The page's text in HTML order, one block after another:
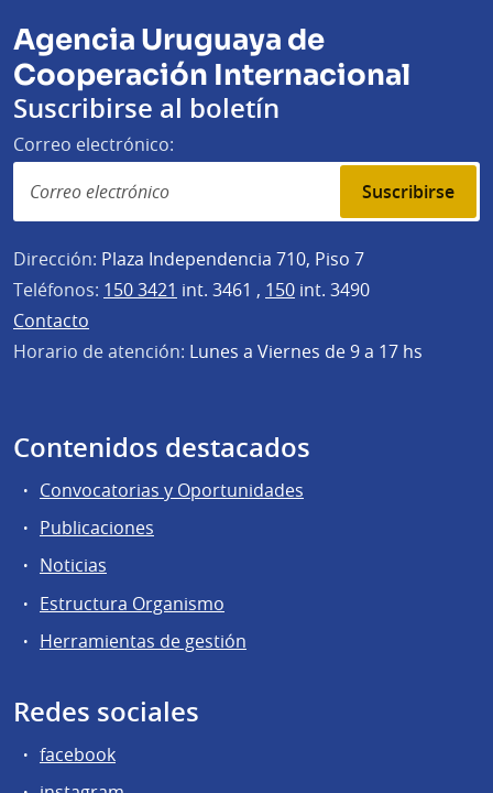
Agencia Uruguaya de
Cooperación Internacional
Suscribirse al boletín
Correo electrónico:
Suscribirse
Dirección: Plaza Independencia 710, Piso 7
Teléfonos: 150 3421 int. 3461 , 150 int. 3490
Contacto
Horario de atención: Lunes a Viernes de 9 a 17 hs
Contenidos destacados
Convocatorias y Oportunidades
Publicaciones
Noticias
Estructura Organismo
Herramientas de gestión
Redes sociales
facebook